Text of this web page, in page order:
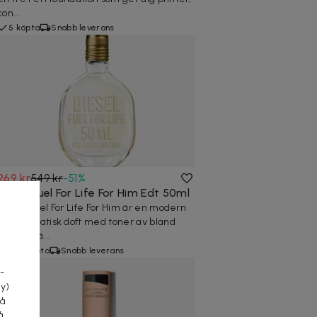
5 köpta Snabb leverans
kr549 kr-51%
Diesel Fuel For Life For Him Edt 50ml
Diesel Fuel For Life For Him är en modern
och aromatisk doft med toner av bland
stjä...
70+ köpta Snabb leverans